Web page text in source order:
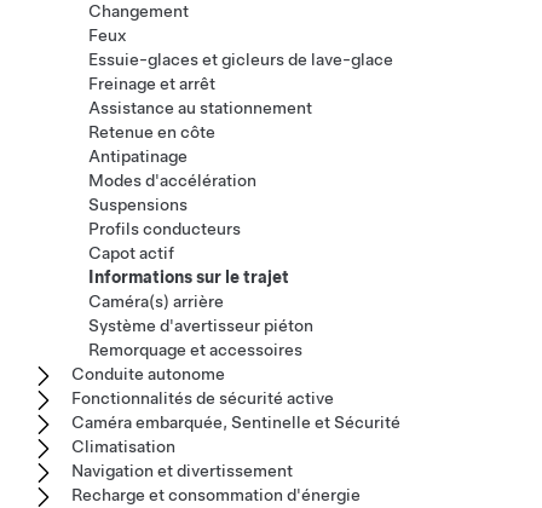
Changement
Feux
Essuie-glaces et gicleurs de lave-glace
Freinage et arrêt
Assistance au stationnement
Retenue en côte
Antipatinage
Modes d'accélération
Suspensions
Profils conducteurs
Capot actif
Informations sur le trajet
Caméra(s) arrière
Système d'avertisseur piéton
Remorquage et accessoires
Conduite autonome
Fonctionnalités de sécurité active
Caméra embarquée, Sentinelle et Sécurité
Climatisation
Navigation et divertissement
Recharge et consommation d'énergie